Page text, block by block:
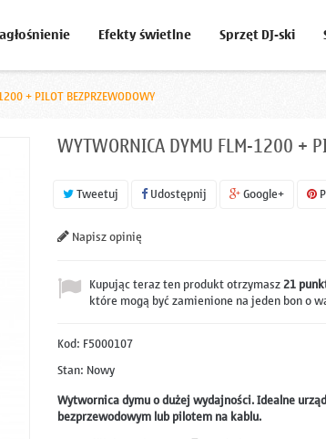
Efekty świetlne Sprzęt DJ-ski
+ PILOT BEZPRZEWODOWY
WYTWORNICA DYMU FLM-1200 +
Tweetuj Udostępnij Google+
Napisz opinię
Kupując teraz ten produkt otrzymasz21
które mogą być zamienione na jeden bon o
Kod: F5000107
Stan: Nowy
Wytwornica dymu o dużej wydajności. Idealne
bezprzewodowym lub pilotem na kablu.